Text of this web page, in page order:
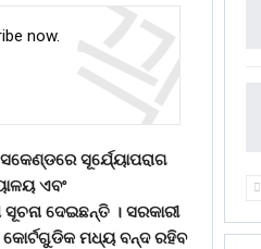
now.
ସୂର୍ଯେ୍ୟାପରାଗ
ଏବଂ
ଦେଇଛନ୍ତି । ସରକାରୀ
କୋର୍ଟଗୁଡିକ ମଧ୍ୟ ବନ୍ଦ ରହିବ